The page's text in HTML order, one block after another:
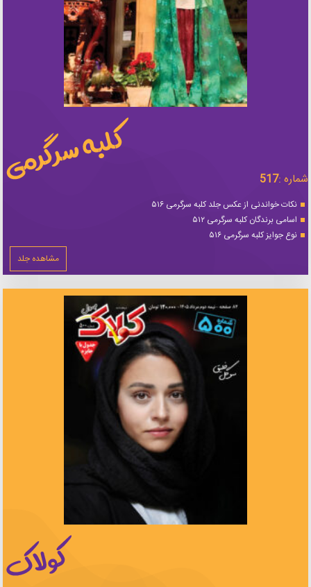
شماره :517
نکات خواندنی از عکس جلد کلبه سرگرمی ۵۱۶
اسامی برندگان کلبه سرگرمی ۵۱۲
نوع جوایز کلبه سرگرمی ۵۱۶
مشاهده جلد